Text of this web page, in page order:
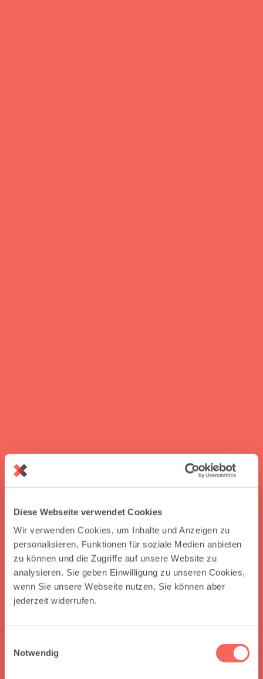
Diese Webseite verwendet Cookies
Wir verwenden Cookies, um Inhalte und Anzeigen zu
personalisieren, Funktionen für soziale Medien anbieten
zu können und die Zugriffe auf unsere Website zu
analysieren. Sie geben Einwilligung zu unseren Cookies,
wenn Sie unsere Webseite nutzen, Sie können aber
jederzeit widerrufen.
Notwendig